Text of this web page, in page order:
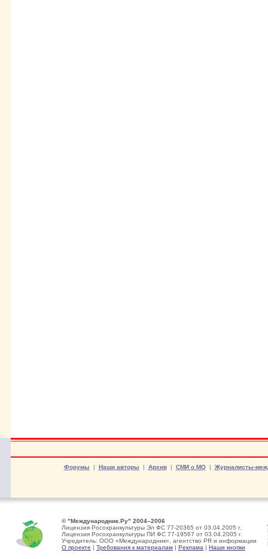
Форумы | Наши авторы | Архив| СМИ о МО| Журналисты-
© "Международник.Ру" 2004–2006
Лицензия Росохранкультуры Эл ФС 77-20365 от 03.04.2005 г.
Лицензия Росохранкультуры ПИ ФС 77-19567 от 03.04.2005 г.
Учредитель: ООО «Международник», агентство PR и информации
О проекте | Требования к материалам | Реклама | Наши кнопки